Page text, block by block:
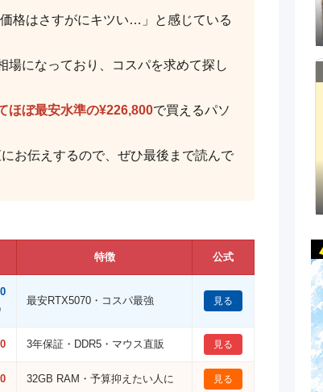
格はさすがにキツい…」と感じている
になっており、コスパを求めて探し
ほぼ最安水準の¥226,800で買えるパソ
お伝えするので、ぜひ最後まで読んで
特徴 公式
最安RTX5070・コスパ最強 見る
3年保証・DDR5・マウス直販 見る
32GB RAM・予算抑えたい人に 見る